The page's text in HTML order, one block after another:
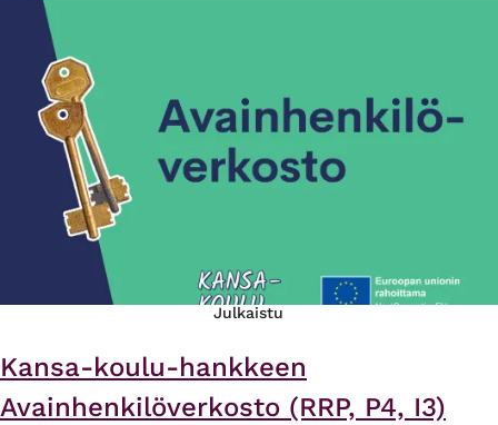
Julkaistu
Kansa-koulu-hankkeen
Avainhenkilöverkosto (RRP, P4, I3)